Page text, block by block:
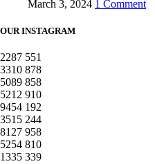
March 3, 2024 1 Comment
OUR INSTAGRAM
2287 551
3310 878
5089 858
5212 910
9454 192
3515 244
8127 958
5254 810
1335 339